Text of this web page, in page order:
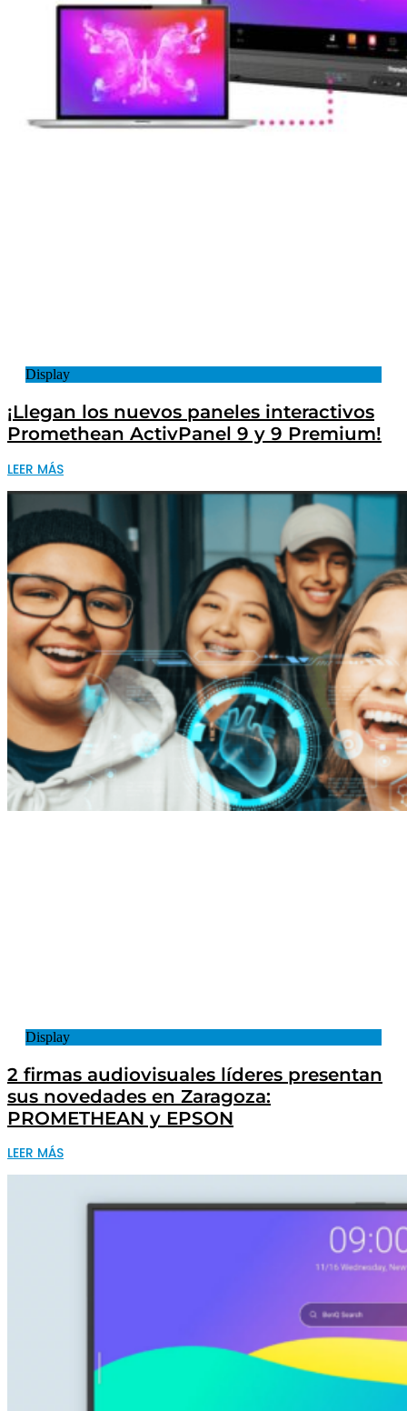
Display
¡Llegan los nuevos paneles interactivos
Promethean ActivPanel 9 y 9 Premium!
LEER MÁS
Display
2 firmas audiovisuales líderes presentan
sus novedades en Zaragoza:
PROMETHEAN y EPSON
LEER MÁS